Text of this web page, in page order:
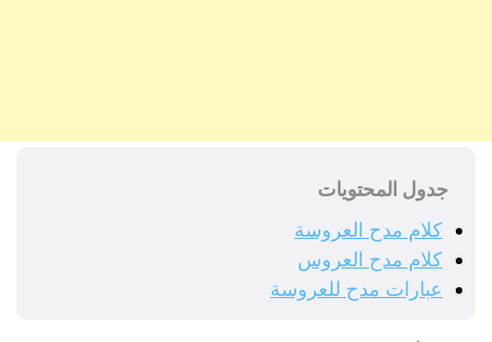
جدول المحتويات
كلام مدح العروسة
كلام مدح العروس
عبارات مدح للعروسة